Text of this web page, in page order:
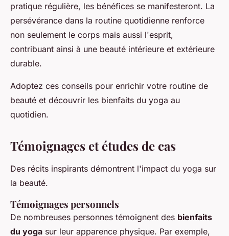
pratique régulière, les bénéfices se manifesteront. La
persévérance dans la routine quotidienne renforce
non seulement le corps mais aussi l'esprit,
contribuant ainsi à une beauté intérieure et extérieure
durable.
Adoptez ces conseils pour enrichir votre routine de
beauté et découvrir les bienfaits du yoga au
quotidien.
Témoignages et études de cas
Des récits inspirants démontrent l'impact du yoga sur
la beauté.
Témoignages personnels
De nombreuses personnes témoignent des bienfaits
du yoga sur leur apparence physique. Par exemple,